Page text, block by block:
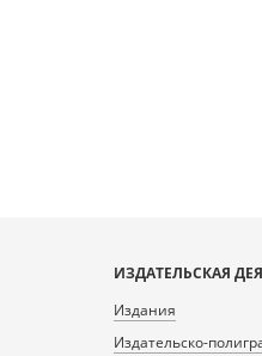
ИЗДАТЕЛЬСКАЯ
Издания
Издательско-